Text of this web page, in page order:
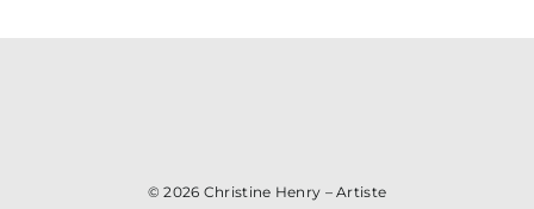
© 2026 Christine Henry – Artiste